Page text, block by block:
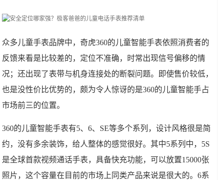
众多儿童手表品牌中，奇虎360的儿童智能手表依照消费者的
反馈来看是比较差的，定位不准确，时常出现信号偏移的情
况；还出现了表带与机身连接处的断裂问题。即使售价较低，
也是没性价比优势的，颇为令人惊讶的是360的儿童智能手占
市场前三的位置。
360的儿童智能手表有5、6、SE等多个系列，设计风格很是简
约，没有多余装饰，给人整体的感觉很好。其中5系列中，5S
是全球首款视频通话手表，具备快充功能，可以放置15000张
照片，这个容量在目前的市场上同类产品来说是很大的。6系